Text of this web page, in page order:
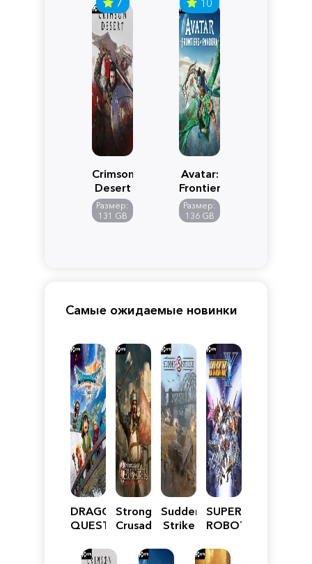
Crimson
Desert
Размер:
131 GB
Avatar:
Frontiers
of
Pandora
Размер:
136 GB
Самые ожидаемые новинки
DRAGON
QUEST
Reimagined
Stronghold
Crusader:
Edition
Sudden
Strike
SUPER
ROBOT
Y